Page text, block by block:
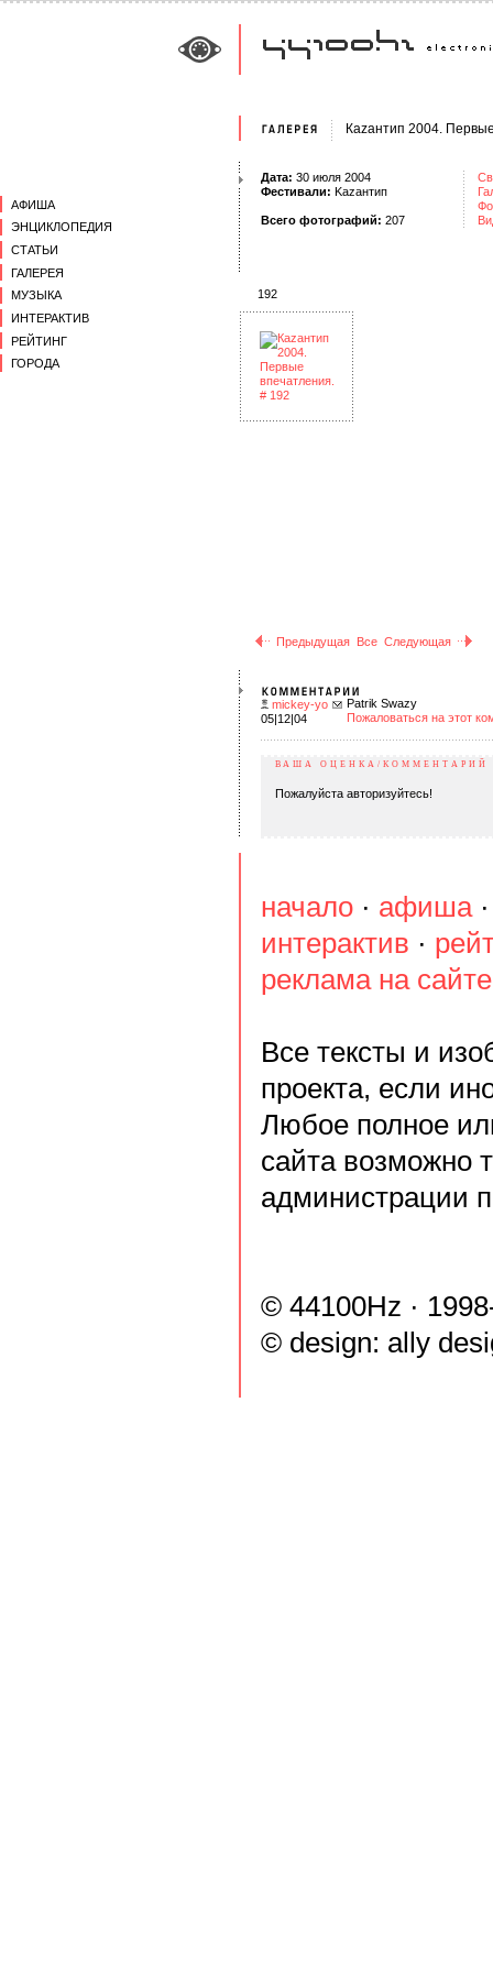
АФИША
ЭНЦИКЛОПЕДИЯ
СТАТЬИ
ГАЛЕРЕЯ
МУЗЫКА
ИНТЕРАКТИВ
РЕЙТИНГ
ГОРОДА
Кazaнтип 2004.
Дата: 30 июля 2004
Фестивали: Kаzантип
Всего фотографий: 207
192
Предыдущая Все Следующая
mickey-yo
05|12|04
Patrik Swazy
Пожаловаться на этот
ВАША ОЦЕНКА/КОММЕНТАРИЙ
Пожалуйста авторизуйтесь!
начало · афиша
интерактив ·
реклама на сайте
Все тексты и
проекта, если
Любое полное
сайта возможно
администрации
© 44100Hz ·
© design: ally